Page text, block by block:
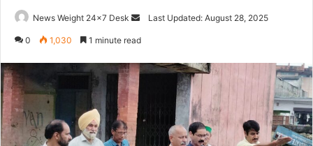
News Weight 24x7 Desk
e
m
Last Updated: August 28, 2025
0 1,030 1 minute read